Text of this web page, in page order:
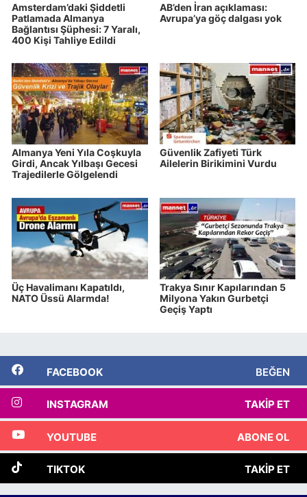
Amsterdam’daki Şiddetli
Patlamada Almanya
Bağlantısı Şüphesi: 7 Yaralı,
400 Kişi Tahliye Edildi
AB’den İran açıklaması:
Avrupa’ya göç dalgası yok
Almanya Yeni Yıla Coşkuyla
Girdi, Ancak Yılbaşı Gecesi
Trajedilerle Gölgelendi
Güvenlik Zafiyeti Türk
Ailelerin Birikimini Vurdu
Üç Havalimanı Kapatıldı,
NATO Üssü Alarmda!
Trakya Sınır Kapılarından 5
Milyona Yakın Gurbetçi
Geçiş Yaptı
FACEBOOK BEĞEN
INSTAGRAM TAKIP ET
YOUTUBE ABONE OL
TIKTOK TAKIP ET